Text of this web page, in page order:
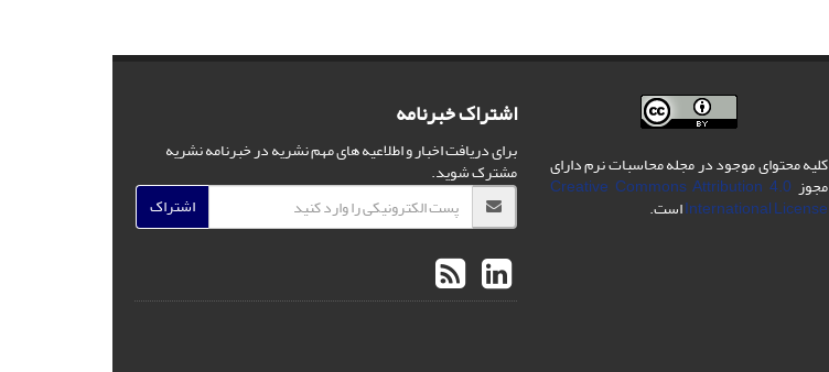
کلیه محتوای موجود در مجله محاسبات نرم دارای
مجوز Creative Commons Attribution 4.0
International Licenseاست.
اشتراک خبرنامه
برای دریافت اخبار و اطلاعیه های مهم نشریه در خبرنامه نشریه
مشترک شوید.
اشتراک